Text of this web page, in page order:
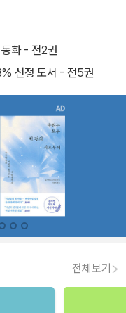
화 - 전2권
선정 도서 - 전5권
전체보기